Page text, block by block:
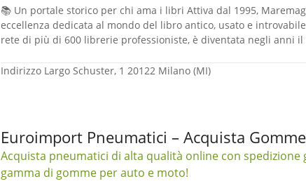
📚 Un portale storico per chi ama i libri Attiva dal 1995,
eccellenza dedicata al mondo del libro antico, usato e
rete di più di 600 librerie professioniste, è diventata negli anni
Indirizzo Largo Schuster, 1 20122 Milano (MI)
Euroimport Pneumatici – Acquista
Acquista pneumatici di alta qualità online con spedizione
gamma di gomme per auto e moto!